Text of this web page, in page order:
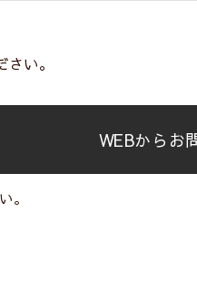
い。
WEBからお
。